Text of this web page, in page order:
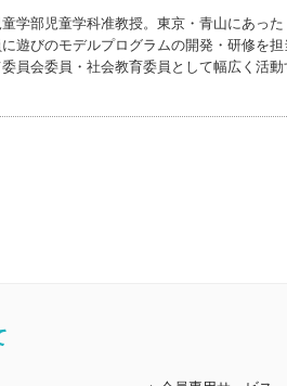
学部児童学科准教授。東京・青山にあっ
遊びのモデルプログラムの開発・研修を
委員会委員・社会教育委員として幅広く活